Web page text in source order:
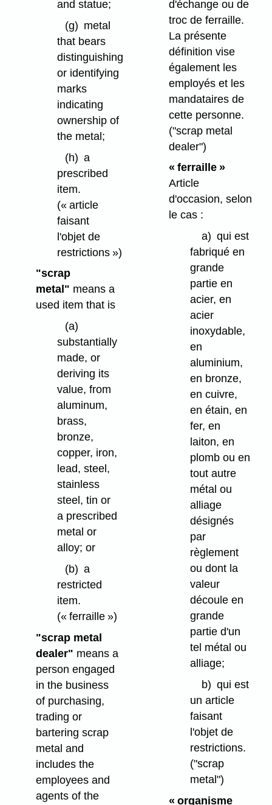
and statue;
(g) metal
that bears
distinguishing
or identifying
marks
indicating
ownership of
the metal;
(h) a
prescribed
item.
(« article
faisant
l'objet de
restrictions »)
"scrap
metal" means a
used item that is
(a)
substantially
made, or
deriving its
value, from
aluminum,
brass,
bronze,
copper, iron,
lead, steel,
stainless
steel, tin or
a prescribed
metal or
alloy; or
(b) a
restricted
item.
(« ferraille »)
"scrap metal
dealer" means a
person engaged
in the business
of purchasing,
trading or
bartering scrap
metal and
includes the
employees and
agents of the
d'échange ou de
troc de ferraille.
La présente
définition vise
également les
employés et les
mandataires de
cette personne.
("scrap metal
dealer")
« ferraille »
Article
d'occasion, selon
le cas :
a) qui est
fabriqué en
grande
partie en
acier, en
acier
inoxydable,
en
aluminium,
en bronze,
en cuivre,
en étain, en
fer, en
laiton, en
plomb ou en
tout autre
métal ou
alliage
désignés
par
règlement
ou dont la
valeur
découle en
grande
partie d'un
tel métal ou
alliage;
b) qui est
un article
faisant
l'objet de
restrictions.
("scrap
metal")
« organisme